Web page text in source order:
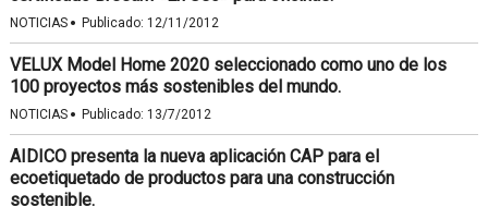
NOTICIAS · Publicado: 12/11/2012
VELUX Model Home 2020 seleccionado como uno de los
100 proyectos más sostenibles del mundo.
NOTICIAS · Publicado: 13/7/2012
AIDICO presenta la nueva aplicación CAP para el
ecoetiquetado de productos para una construcción
sostenible.